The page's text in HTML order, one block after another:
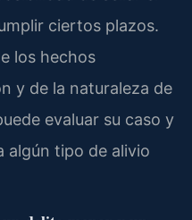
ciertos plazos.
los hechos
y de la naturaleza de
evaluar su caso y
algún tipo de alivio